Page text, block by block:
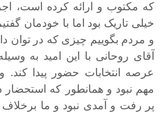
که مکتوب و ارائه کرده است،
خیلی تاریک بود اما با خودمان
و مردم بگوییم چیزی که در توان
آقای روحانی با این امید به
عرصه انتخابات حضور پیدا کند.
مهم نبود و همانطور که استحضار
پر رفت و آمدی نبود و ما